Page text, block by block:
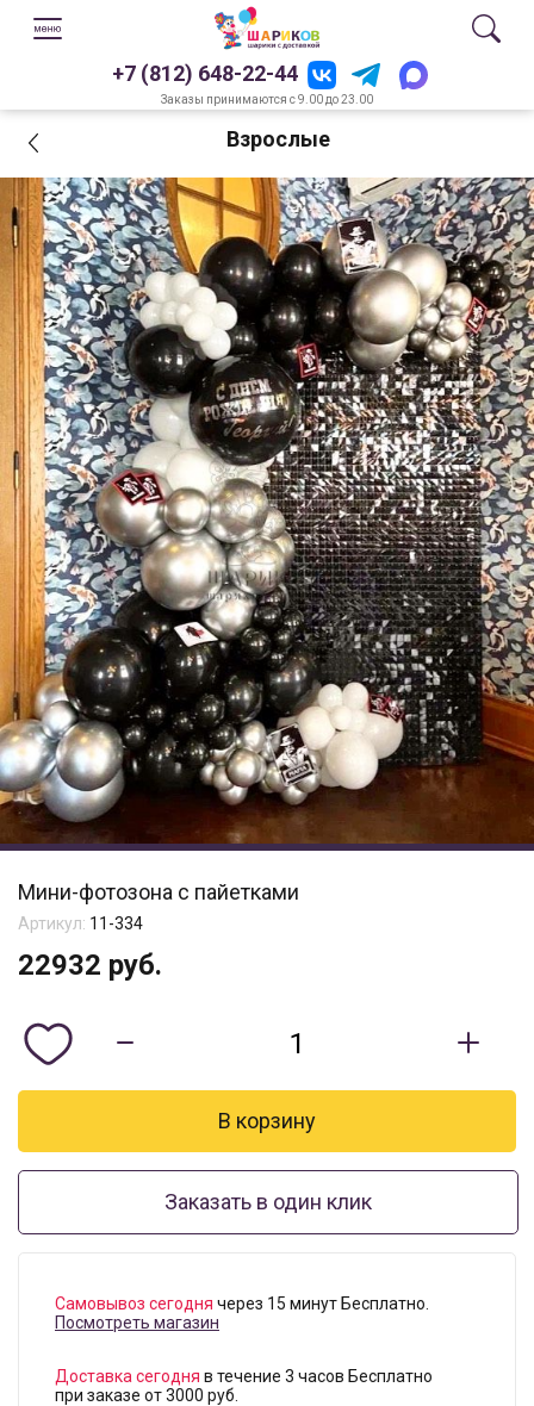
+7 (812) 648-22-44
Заказы принимаются с 9.00 до 23.00
Взрослые
Мини-фотозона с пайетками
Артикул: 11-334
22932 руб.
Заказать в один клик
Самовывоз сегодня через 15 минут Бесплатно.
Посмотреть магазин
Доставка сегодня в течение 3 часов Бесплатно
при заказе от 3000 руб.